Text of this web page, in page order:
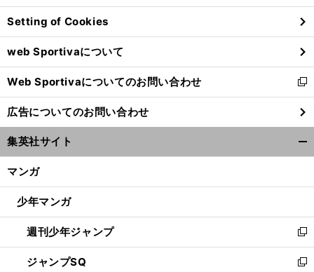
ン
ド
ウ
で
開
く
Setting of Cookies
web Sportivaについて
Web Sportivaについてのお問い合わせ
新
し
い
ウ
ィ
ン
ウ
開
く
広告についてのお問い合わせ
集英社サイト
マンガ
少年マンガ
週刊少年ジャンプ
新
し
い
ジャンプSQ
新